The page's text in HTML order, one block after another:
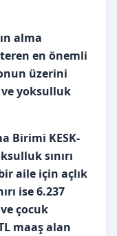
alma
en önemli
üzerini
yoksulluk
Birimi KESK-
sınırı
aile için açlık
ise 6.237
çocuk
maaş alan